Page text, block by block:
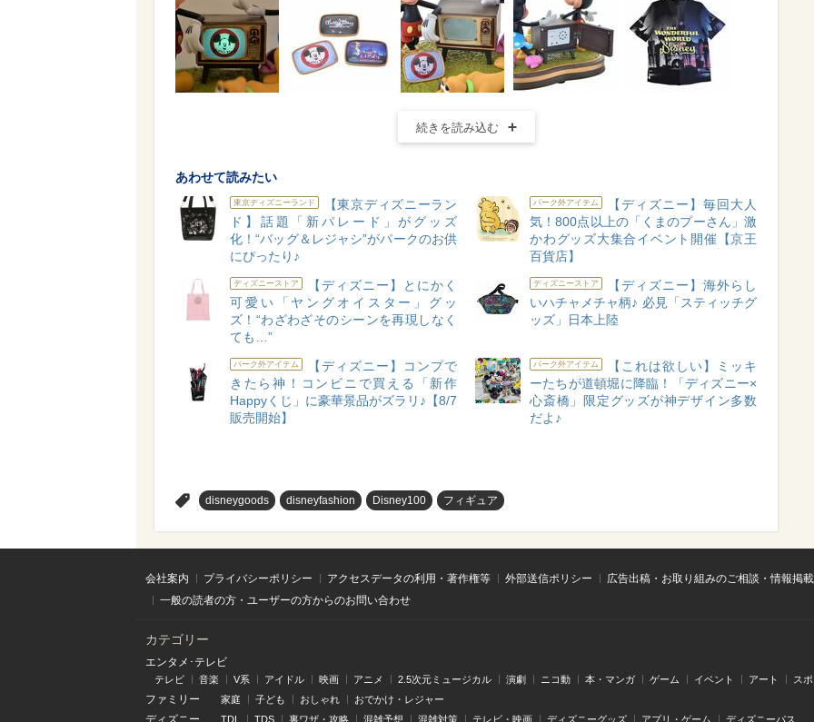
続きを読み込む
あわせて読みたい
東京ディズニーランド
【東京ディズニーラン
ド】話題「新パレード」がグッズ
化！“バッグ＆レジャシ”がパークのお供
にぴったり♪
パーク外アイテム
【ディズニー】毎回大人
気！800点以上の「くまのプーさん」激
かわグッズ大集合イベント開催【京王
百貨店】
ディズニーストア
【ディズニー】とにかく
可愛い「ヤングオイスター」グッ
ズ！“わざわざそのシーンを再現しなく
ても…”
ディズニーストア
【ディズニー】海外らし
いハチャメチャ柄♪ 必見「スティッチグ
ッズ」日本上陸
パーク外アイテム
【ディズニー】コンプで
きたら神！コンビニで買える「新作
Happyくじ」に豪華景品がズラリ♪【8/7
販売開始】
パーク外アイテム
【これは欲しい】ミッキ
ーたちが道頓堀に降臨！「ディズニー×
心斎橋」限定グッズが神デザイン多数
だよ♪
disneygoods disneyfashion Disney100 フィギュア
会社案内 プライバシーポリシー アクセスデータの利用・著作権等 外部送信ポリシー
広告出稿・お取り組みのご相談・情報掲
一般の読者の方・ユーザーの方からのお問い合わせ
カテゴリー
エンタメ･テレビ
テレビ 音楽 V系 アイドル 映画 アニメ 2.5次元ミュージカル 演劇 ニコ動 本・マンガ ゲーム イベント アート ス
ファミリー 家庭 子ども おしゃれ おでかけ・レジャー
ディズニー TDL TDS 裏ワザ・攻略 混雑予想 混雑対策 テレビ・映画 ディズニーグッズ アプリ・ゲーム ディズニーパス